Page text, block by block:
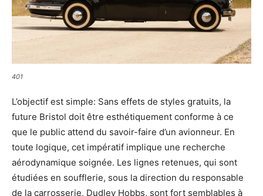
401
L’objectif est simple: Sans effets de styles gratuits, la
future Bristol doit être esthétiquement conforme à ce
que le public attend du savoir-faire d’un avionneur. En
toute logique, cet impératif implique une recherche
aérodynamique soignée. Les lignes retenues, qui sont
étudiées en soufflerie, sous la direction du responsable
de la carrosserie, Dudley Hobbs, sont fort semblables à